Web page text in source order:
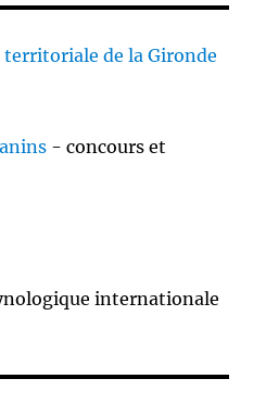
de la Gironde
- concours et
internationale